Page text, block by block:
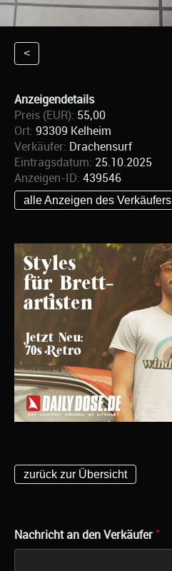
<
Anzeigendetails
Preis (EUR): 55,00
Ort: 93309 Kelheim
Verkäufer: Drachensurf
Eintragsdatum: 25.10.2025
Anzeigen-ID: 439546
alle Anzeigen des Verkäufers
zurück zur Übersicht
Nachricht an den Verkäufer *